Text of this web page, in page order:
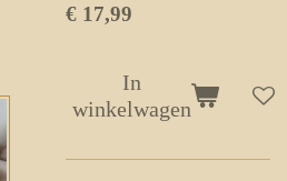
€ 17,99
In
winkelwagen